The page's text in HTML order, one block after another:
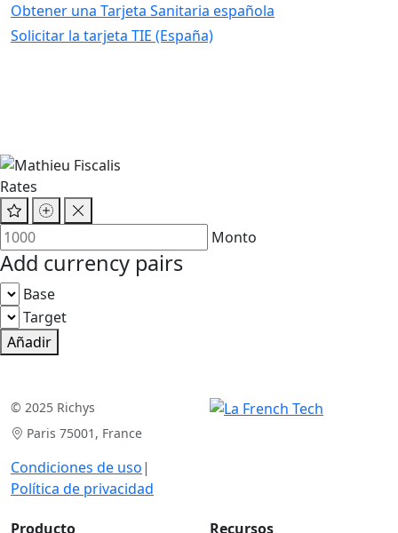
Obtener una Tarjeta Sanitaria española
Solicitar la tarjeta TIE (España)
Rates
Monto
Add currency pairs
Base
Target
Añadir
© 2025 Richys
Paris 75001, France
Condiciones de uso|
Política de privacidad
Producto Recursos